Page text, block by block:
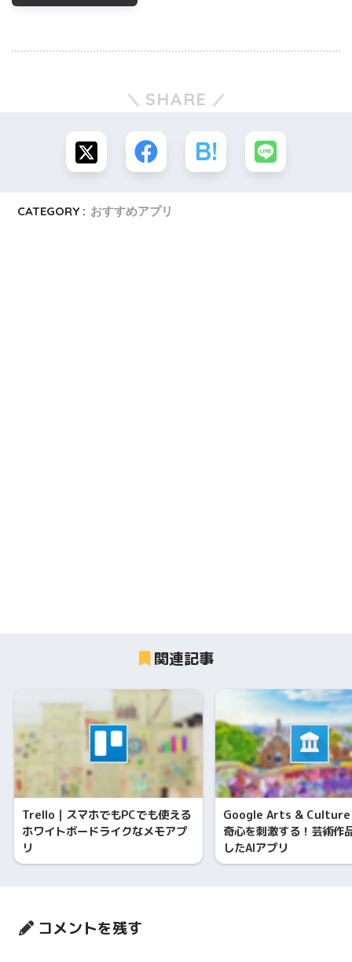
SHARE
CATEGORY : おすすめアプリ
関連記事
Trello｜スマホでもPCでも使える
ホワイトボードライクなメモアプ
リ
Google Arts & Culture
奇心を刺激する！芸術作
したAIアプリ
コメントを残す